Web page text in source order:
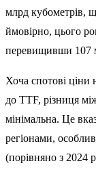
млрд кубометрів,
ймовірно, цього
перевищивши 107
Хоча спотові
до TTF, різниця
мінімальна. Це
регіонами,
(порівняно з 2024